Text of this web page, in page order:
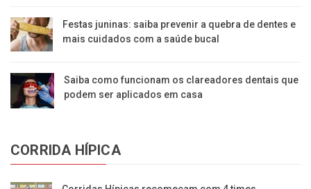
Festas juninas: saiba prevenir a quebra de dentes e
mais cuidados com a saúde bucal
Saiba como funcionam os clareadores dentais que
podem ser aplicados em casa
CORRIDA HÍPICA